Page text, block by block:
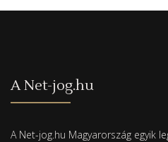
A Net-jog.hu
A Net-jog.hu Magyarország egyik